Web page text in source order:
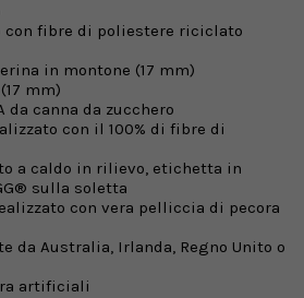
con fibre di poliestere riciclato
in montone (17 mm)
mm)
da canna da zucchero
con il 100% di fibre di
a caldo in rilievo, etichetta in
sulla soletta
con vera pelliccia di pecora
da Australia, Irlanda, Regno Unito o
artificiali